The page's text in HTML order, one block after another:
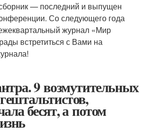
— последний и выпущен
Со следующего года
журнал «Мир
встретиться с Вами на
9 возмутительных
бесят, а потом